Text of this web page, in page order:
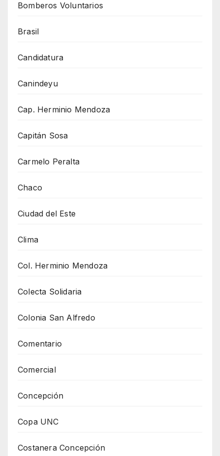
Bomberos Voluntarios
Brasil
Candidatura
Canindeyu
Cap. Herminio Mendoza
Capitán Sosa
Carmelo Peralta
Chaco
Ciudad del Este
Clima
Col. Herminio Mendoza
Colecta Solidaria
Colonia San Alfredo
Comentario
Comercial
Concepción
Copa UNC
Costanera Concepción